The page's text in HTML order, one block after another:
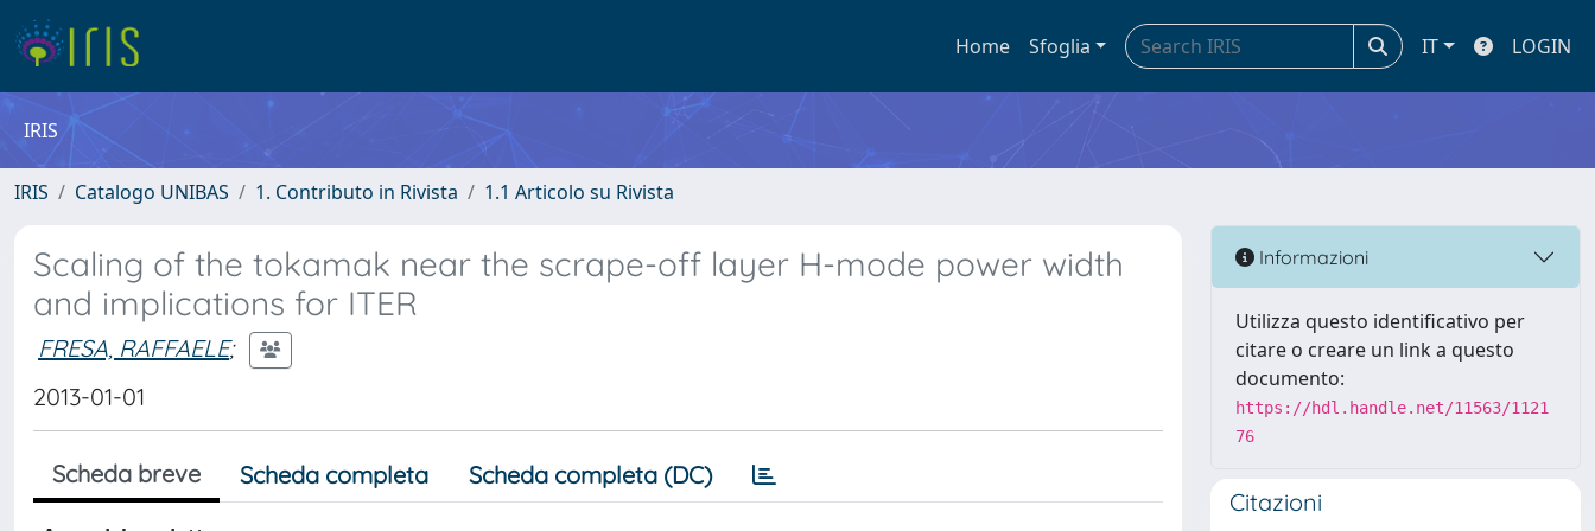
Home Sfoglia IT LOGIN
IRIS
IRIS Catalogo UNIBAS 1. Contributo in Rivista 1.1 Articolo su Rivista
Scaling of the tokamak near the scrape-off layer H-mode power width
and implications for ITER
FRESA, RAFFAELE;
2013-01-01
Scheda breve Scheda completa Scheda completa (DC)
Informazioni
Utilizza questo identificativo per
citare o creare un link a questo
documento:
https://hdl.handle.net/11563/1121
76
Citazioni